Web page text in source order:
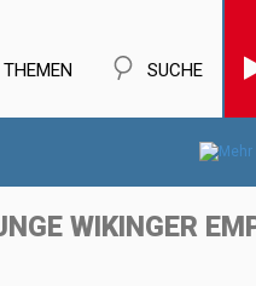
THEMEN SUCHE
WIKINGER